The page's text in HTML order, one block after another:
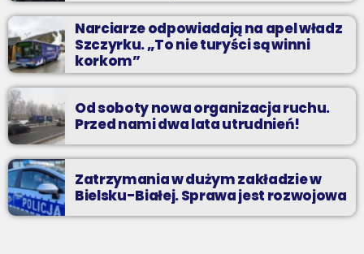
Narciarze odpowiadają na apel władz
Szczyrku. „To nie turyści są winni
korkom”
Od soboty nowa organizacja ruchu.
Przed nami dwa lata utrudnień!
Zatrzymania w dużym zakładzie w
Bielsku-Białej. Sprawa jest rozwojowa